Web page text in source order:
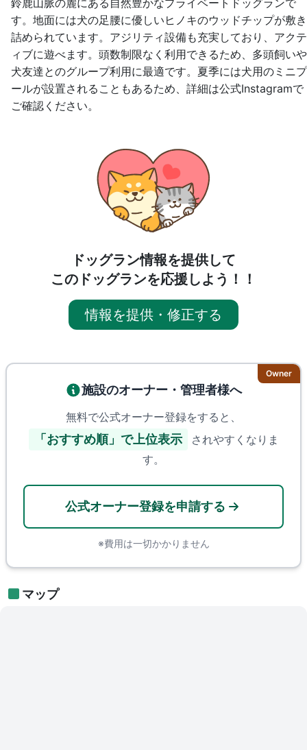
す。地面には犬の足腰に優しいヒノキのウッドチップが敷き
詰められています。アジリティ設備も充実しており、アクテ
ィブに遊べます。頭数制限なく利用できるため、多頭飼いや
犬友達とのグループ利用に最適です。夏季には犬用のミニプ
ールが設置されることもあるため、詳細は公式Instagramで
ご確認ください。
ドッグラン情報を提供して
このドッグランを応援しよう！！
情報を提供・修正する
Owner
施設のオーナー・管理者様へ
無料で公式オーナー登録をすると、
「おすすめ順」で上位表示
されやすくなりま
す。
公式オーナー登録を申請する
※費用は一切かかりません
マップ